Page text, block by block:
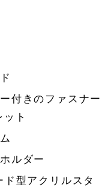
付きのファスナー
ト
ルダー
型アクリルスタ